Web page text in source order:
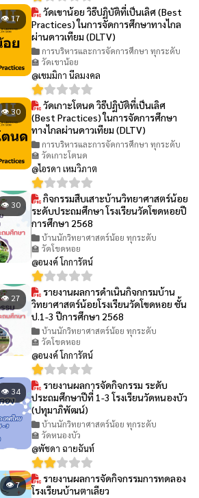
👁 17
วัดเขาน้อย วิธีปฏิบัติที่เป็นเลิศ (Best
Practices) ในการจัดการศึกษาทางไกล
ผ่านดาวเทียม (DLTV)
การบริหารและการจัดการศึกษา ทุกระดับ
🏫 วัดเขาน้อย
@เขมมิกา นีลมงคล
👁 30
วัดเกาะโตนด วิธีปฏิบัติที่เป็นเลิศ
(Best Practices) ในการจัดการศึกษา
ทางไกลผ่านดาวเทียม (DLTV)
การบริหารและการจัดการศึกษา ทุกระดับ
🏫 วัดเกาะโตนด
@ไอรดา เหมวิภาต
👁 30
กิจกรรมสืบเสาะบ้านวิทยาศาสตร์น้อย
ระดับประถมศึกษา โรงเรียนวัดโขดหอยปี
การศึกษา 2568
บ้านนักวิทยาศาสตร์น้อย ทุกระดับ
🏫 วัดโขดหอย
@อนงค์ โกการัตน์
👁 27
รายงานผลการดำเนินกิจกกรมบ้าน
วิทยาศาสตร์น้อยโรงเรียนวัดโขดหอย ชั้น
ป.1-3 ปีการศึกษา 2568
บ้านนักวิทยาศาสตร์น้อย ทุกระดับ
🏫 วัดโขดหอย
@อนงค์ โกการัตน์
👁 34
รายงานผลการจัดกิจกรรม ระดับ
ประถมศึกษาปีที่ 1-3 โรงเรียนวัดหนองบัว
(ปทุมาภิพัฒน์)
บ้านนักวิทยาศาสตร์น้อย ทุกระดับ
🏫 วัดหนองบัว
@พัชดา ฉายฉันท์
👁 7
รายงานผลการจัดกิจกรรมการทดลอง
โรงเรียนบ้านตาเลียว